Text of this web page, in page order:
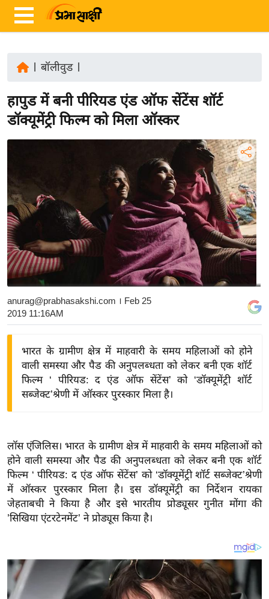
ज़ा
ख
ष्ट्री
य
अं
त
र्रा
ष्ट्री
य
बि
ज़
द्यो
त
वि
शे
ज्ञ
ब
ज
ट
बॉलीवुड|
हापुड में बनी पीरियड एंड ऑफ सेंटेंस शॉर्ट
डॉक्यूमेंट्री फिल्म को मिला ऑस्कर
anurag@prabhasakshi.com । Feb 25
2019 11:16AM
भारत के ग्रामीण क्षेत्र में माहवारी के समय महिलाओं को होने
वाली समस्या और पैड की अनुपलब्धता को लेकर बनी एक शॉर्ट
फिल्म ‘ पीरियड: द एंड ऑफ सेंटेंस’ को ‘डॉक्यूमेंट्री शॉर्ट
सब्जेक्ट’श्रेणी में ऑस्कर पुरस्कार मिला है।
लॉस एंजिलिस। भारत के ग्रामीण क्षेत्र में माहवारी के समय महिलाओं को
होने वाली समस्या और पैड की अनुपलब्धता को लेकर बनी एक शॉर्ट
फिल्म ‘ पीरियड: द एंड ऑफ सेंटेंस’ को ‘डॉक्यूमेंट्री शॉर्ट सब्जेक्ट’श्रेणी
में ऑस्कर पुरस्कार मिला है। इस डॉक्यूमेंट्री का निर्देशन रायका
जेहताबची ने किया है और इसे भारतीय प्रोड्यूसर गुनीत मोंगा की
’सिखिया एंटरटेनमेंट’ ने प्रोड्यूस किया है।